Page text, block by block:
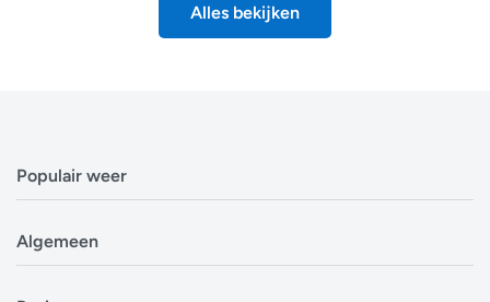
Alles bekijken
Populair weer
Weerbericht Brussel
Algemeen